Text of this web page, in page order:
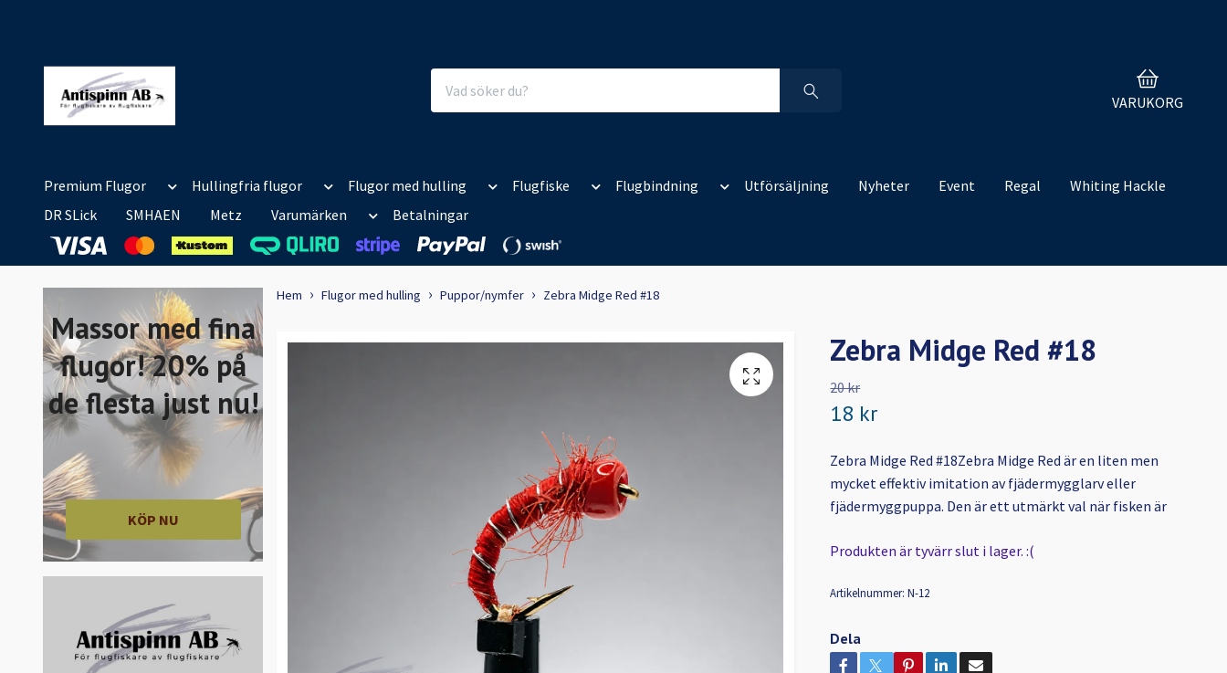
VARUKORG
Premium Flugor Hullingfria flugor Flugor med hulling Flugfiske Flugbindning Utförsäljning Nyheter Event Regal
Whiting Hackle
DR SLick
SMHAEN Metz Varumärken Betalningar
Massor med fina
flugor! 20% på
de flesta just nu!
KÖP NU
Hem Flugor med hulling Puppor/nymfer Zebra Midge Red #18
Zebra Midge Red #18
20 kr
18 kr
Zebra Midge Red #18Zebra Midge Red är en liten men
mycket effektiv imitation av fjädermygglarv eller
fjädermyggpuppa. Den är ett utmärkt val när fisken är
Produkten är tyvärr slut i lager. :(
Artikelnummer: N-12
Dela